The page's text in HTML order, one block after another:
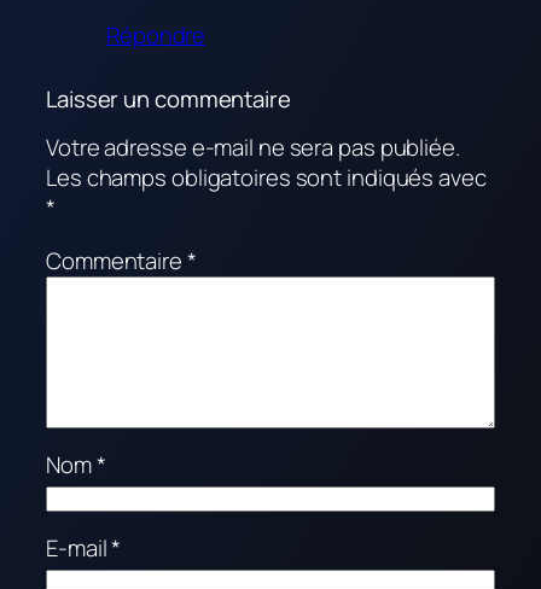
Répondre
Laisser un commentaire
Votre adresse e-mail ne sera pas publiée.
Les champs obligatoires sont indiqués avec
*
Commentaire*
Nom*
E-mail*